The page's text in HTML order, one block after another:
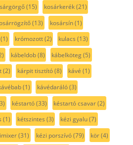
(15) kosárkerék(21)
(13) kosársín(1)
(1) krómozott(2) kulacs (13)
kábeldob(8) kábelköteg(5)
(2) kárpit tisztító(8) kávé (1)
(1) kávédaráló(3)
késtartó(33) késtartó csavar(2)
(1) kétszintes (3) kézi gyalu(7)
(31) kézi porszívó(79) kör(4)